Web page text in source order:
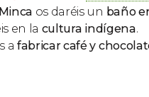
os daréis un baño
en la cultura indígena.
a fabricar café y